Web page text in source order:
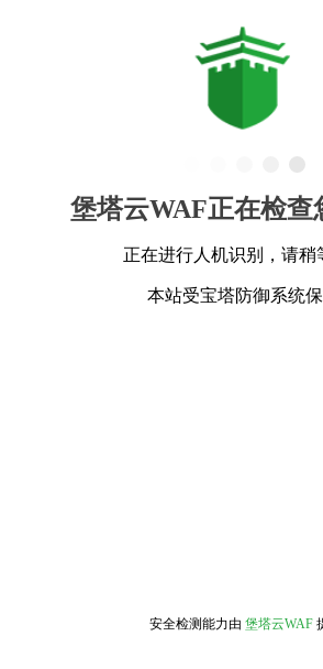
堡塔云WAF正在检查
正在进行人机识别，请稍
本站受宝塔防御系统
安全检测能力由 堡塔云WAF